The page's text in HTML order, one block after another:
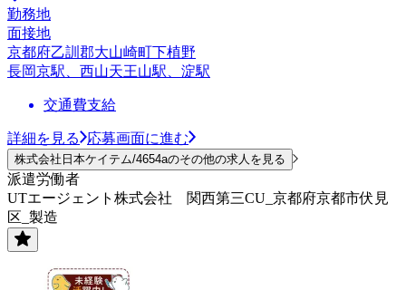
勤務地
面接地
京都府乙訓郡大山崎町下植野
長岡京駅、西山天王山駅、淀駅
交通費支給
詳細を見る 応募画面に進む
株式会社日本ケイテム/4654aのその他の求人を見る
派遣労働者
UTエージェント株式会社 関西第三CU_京都府京都市伏見
区_製造